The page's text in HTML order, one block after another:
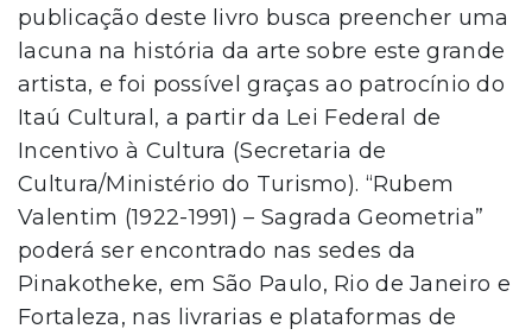
publicação deste livro busca preencher uma
lacuna na história da arte sobre este grande
artista, e foi possível graças ao patrocínio do
Itaú Cultural, a partir da Lei Federal de
Incentivo à Cultura (Secretaria de
Cultura/Ministério do Turismo). “Rubem
Valentim (1922-1991) – Sagrada Geometria”
poderá ser encontrado nas sedes da
Pinakotheke, em São Paulo, Rio de Janeiro e
Fortaleza, nas livrarias e plataformas de